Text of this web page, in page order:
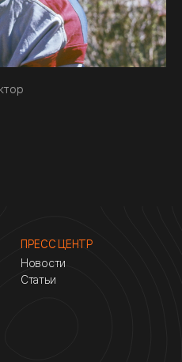
ПРЕСС ЦЕНТР
Новости
Статьи